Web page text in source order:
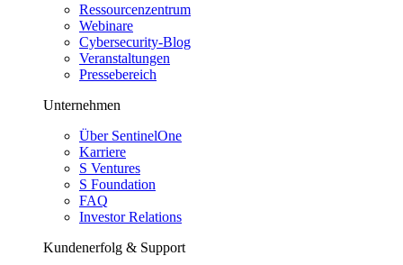
Ressourcenzentrum
Webinare
Cybersecurity-Blog
Veranstaltungen
Pressebereich
Unternehmen
Über SentinelOne
Karriere
S Ventures
S Foundation
FAQ
Investor Relations
Kundenerfolg & Support